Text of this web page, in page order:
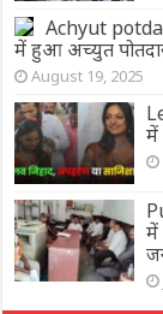
Achyut
में हुआ अच्युत
August 19, 2025
में
में